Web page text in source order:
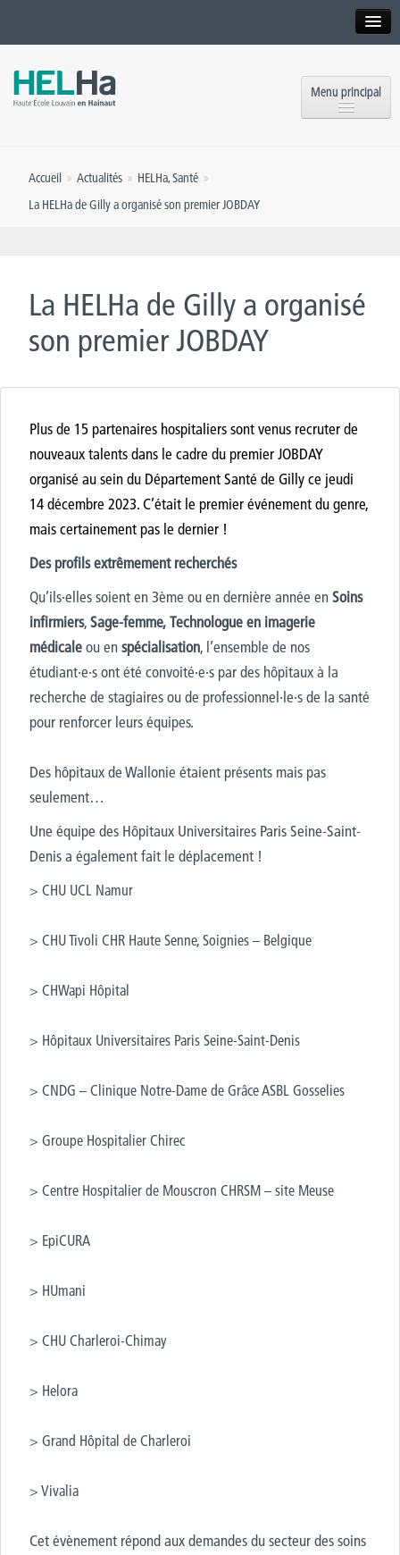
Presse
Menu principal
Rencontrez-nous
Accueil » Actualités » HELHa,Santé »
La HELHa de Gilly a organisé son premier JOBDAY
La HELHa de Gilly a organisé
son premier JOBDAY
Plus de 15 partenaires hospitaliers sont venus recruter de
nouveaux talentsdans le cadre dupremier JOBDAY
organisé au sein du DépartementSanté de Gilly ce jeudi
14 décembre 2023.C’était le premier événement du genre,
mais certainement pas le dernier !
Des profils extrêmement recherchés
Qu’ils·elles soient en 3ème ou en dernière année enSoins
infirmiers,Sage-femme,Technologue en imagerie
médicaleou enspécialisation, l’ensemble de nos
étudiant·e·s ont été convoité·e·s par des hôpitaux à la
recherche de stagiaires ou de professionnel·le·s de la santé
pour renforcer leurs équipes.
Des hôpitaux de Wallonie étaient présents mais pas
seulement…
Une équipe des Hôpitaux Universitaires Paris Seine-Saint-
Denis a également fait le déplacement !
> CHU UCL Namur
> CHU Tivoli CHR Haute Senne, Soignies – Belgique
> CHWapi Hôpital
> Hôpitaux Universitaires Paris Seine-Saint-Denis
> CNDG – Clinique Notre-Dame de Grâce ASBL Gosselies
> Groupe Hospitalier Chirec
> Centre Hospitalier de Mouscron CHRSM – site Meuse
> EpiCURA
> HUmani
> CHU Charleroi-Chimay
> Helora
> Grand Hôpital de Charleroi
> Vivalia
Cet évènement répond aux demandes du secteur des soins